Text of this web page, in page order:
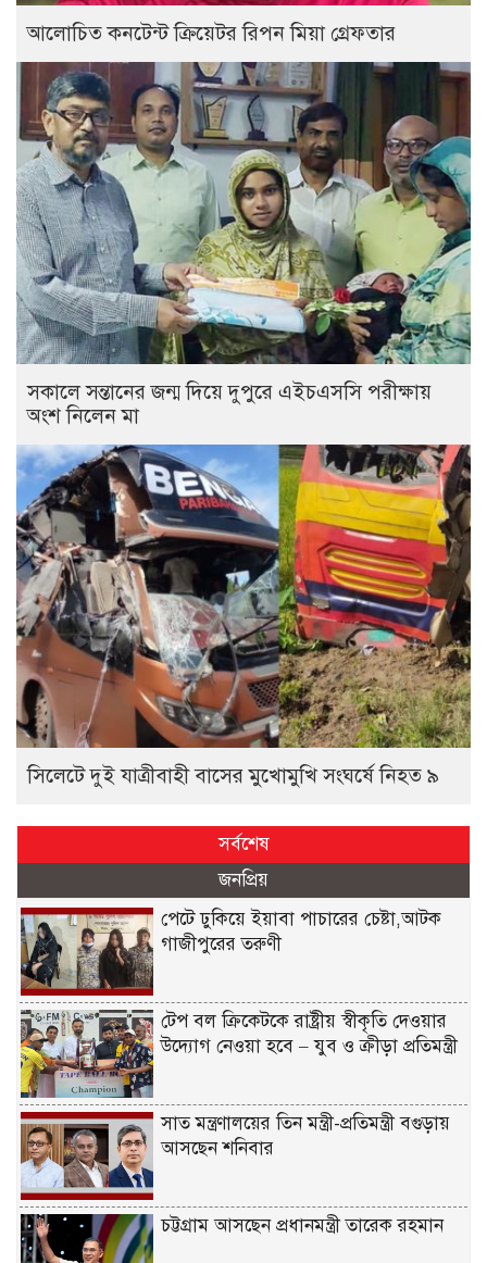
আলোচিত কনটেন্ট ক্রিয়েটর রিপন মিয়া গ্রেফতার
সকালে সন্তানের জন্ম দিয়ে দুপুরে এইচএসসি পরীক্ষায়
অংশ নিলেন মা
সিলেটে দুই যাত্রীবাহী বাসের মুখোমুখি সংঘর্ষে নিহত ৯
সর্বশেষ
জনপ্রিয়
পেটে ঢুকিয়ে ইয়াবা পাচারের চেষ্টা,আটক
গাজীপুরের তরুণী
টেপ বল ক্রিকেটকে রাষ্ট্রীয় স্বীকৃতি দেওয়ার
উদ্যোগ নেওয়া হবে – যুব ও ক্রীড়া প্রতিমন্ত্রী
সাত মন্ত্রণালয়ের তিন মন্ত্রী-প্রতিমন্ত্রী বগুড়ায়
আসছেন শনিবার
চট্টগ্রাম আসছেন প্রধানমন্ত্রী তারেক রহমান